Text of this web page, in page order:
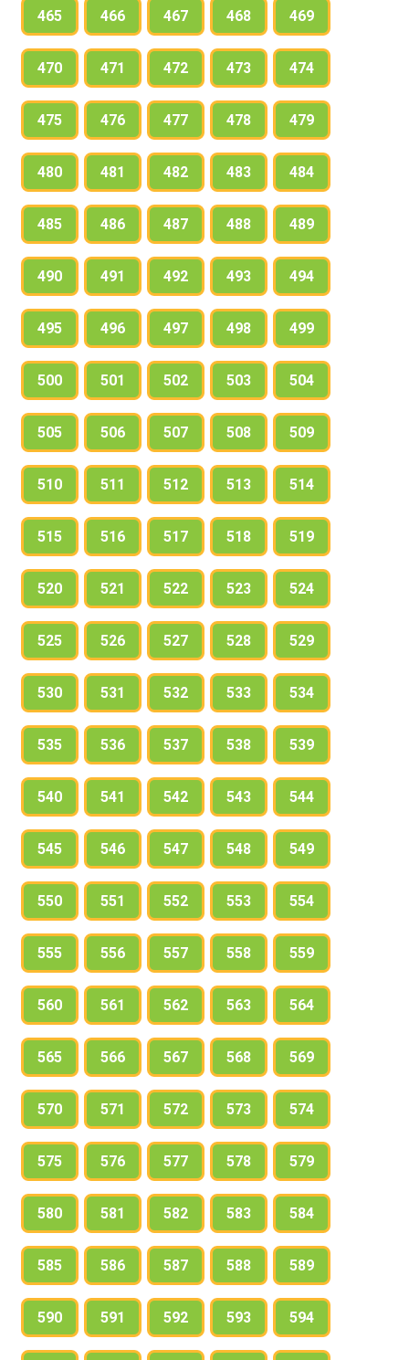
465 466 467 468 469
470 471 472 473 474
475 476 477 478 479
480 481 482 483 484
485 486 487 488 489
490 491 492 493 494
495 496 497 498 499
500 501 502 503 504
505 506 507 508 509
510 511 512 513 514
515 516 517 518 519
520 521 522 523 524
525 526 527 528 529
530 531 532 533 534
535 536 537 538 539
540 541 542 543 544
545 546 547 548 549
550 551 552 553 554
555 556 557 558 559
560 561 562 563 564
565 566 567 568 569
570 571 572 573 574
575 576 577 578 579
580 581 582 583 584
585 586 587 588 589
590 591 592 593 594